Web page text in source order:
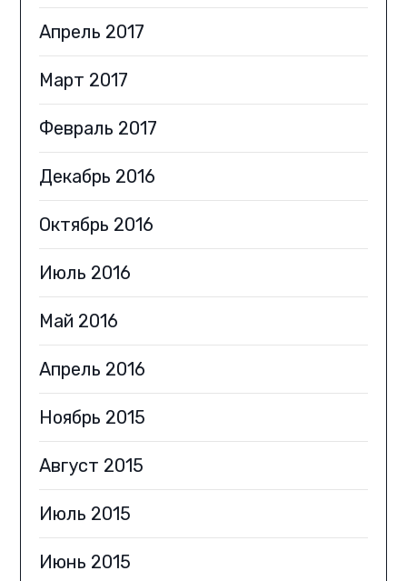
Апрель 2017
Март 2017
Февраль 2017
Декабрь 2016
Октябрь 2016
Июль 2016
Май 2016
Апрель 2016
Ноябрь 2015
Август 2015
Июль 2015
Июнь 2015